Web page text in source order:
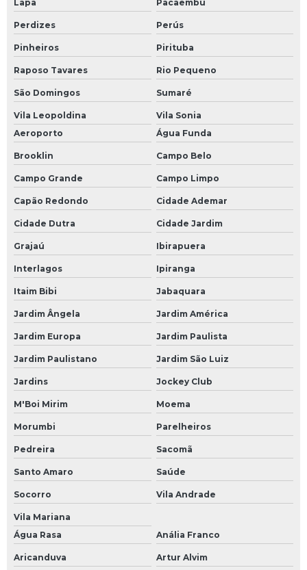
Lapa Pacaembú
Perdizes Perús
Pinheiros Pirituba
Raposo Tavares Rio Pequeno
São Domingos Sumaré
Vila Leopoldina
Vila Sonia
Aeroporto
Água Funda
Brooklin Campo Belo
Campo Grande Campo Limpo
Capão Redondo Cidade Ademar
Cidade Dutra Cidade Jardim
Grajaú Ibirapuera
Interlagos Ipiranga
Itaim Bibi Jabaquara
Jardim Ângela Jardim América
Jardim Europa Jardim Paulista
Jardim Paulistano Jardim São Luiz
Jardins Jockey Club
M'Boi Mirim Moema
Morumbi Parelheiros
Pedreira Sacomã
Santo Amaro Saúde
Socorro Vila Andrade
Vila Mariana
Água Rasa
Anália Franco
Aricanduva Artur Alvim